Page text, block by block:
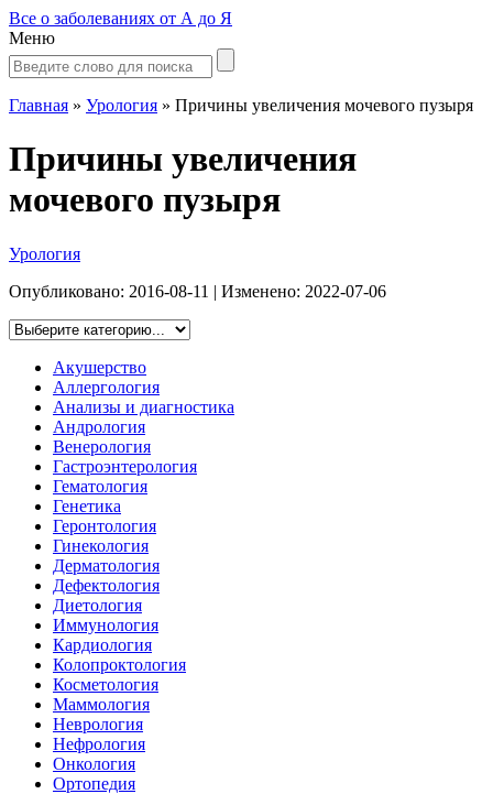
Все о заболеваниях от А до Я
Меню
Главная » Урология » Причины увеличения мочевого пузыря
Причины увеличения
мочевого пузыря
Урология
Опубликовано: 2016-08-11 | Изменено: 2022-07-06
Акушерство
Аллергология
Анализы и диагностика
Андрология
Венерология
Гастроэнтерология
Гематология
Генетика
Геронтология
Гинекология
Дерматология
Дефектология
Диетология
Иммунология
Кардиология
Колопроктология
Косметология
Маммология
Неврология
Нефрология
Онкология
Ортопедия